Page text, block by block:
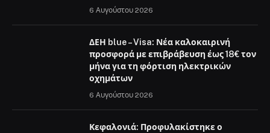
6 Αυγούστου 2026
ΔΕΗ blue – Visa: Νέα καλοκαιρινή
προσφορά με επιβράβευση έως 18€ τον
μήνα για τη φόρτιση ηλεκτρικών
οχημάτων
6 Αυγούστου 2026
Κεφαλονιά: Προφυλακίστηκε ο